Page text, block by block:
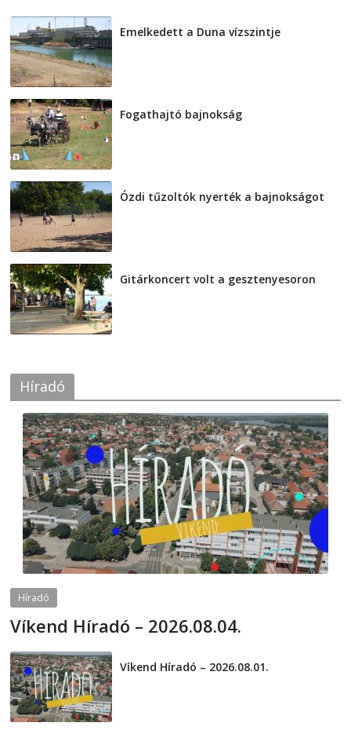
Emelkedett a Duna vízszintje
Fogathajtó bajnokság
Ózdi tűzoltók nyerték a bajnokságot
Gitárkoncert volt a gesztenyesoron
Híradó
Híradó
Víkend Híradó – 2026.08.04.
Víkend Híradó – 2026.08.01.